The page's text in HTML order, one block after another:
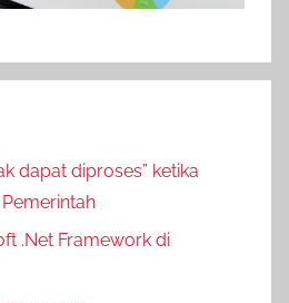
dapat diproses” ketika
.Net Framework di